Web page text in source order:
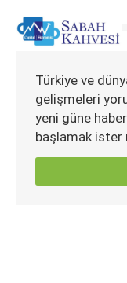
Türkiye ve
gelişmeleri
yeni güne
başlamak ister